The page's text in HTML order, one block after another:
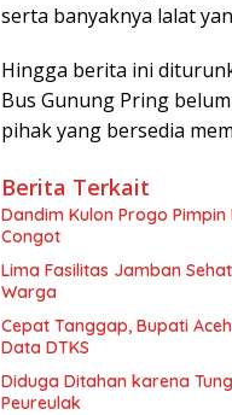
serta banyaknya lalat
Hingga berita ini
Bus Gunung Pring
pihak yang bersedia
Berita Terkait
Dandim Kulon Progo
Congot
Lima Fasilitas Jamban
Warga
Cepat Tanggap, Bupati
Diduga Ditahan karena
Peureulak